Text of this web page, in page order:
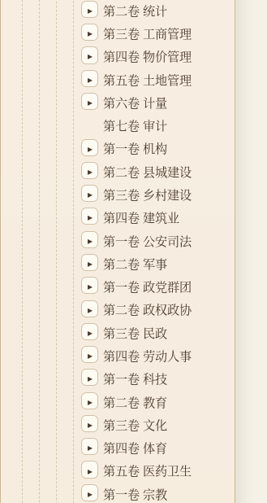
▸ 第二卷 统计
▸ 第三卷 工商管理
▸ 第四卷 物价管理
▸ 第五卷 土地管理
▸
第六卷 计量
第七卷 审计
▸ 第一卷 机构
▸ 第二卷 县城建设
▸ 第三卷 乡村建设
▸ 第四卷 建筑业
▸ 第一卷 公安司法
▸ 第二卷 军事
▸ 第一卷 政党群团
▸ 第二卷 政权政协
▸ 第三卷 民政
▸ 第四卷 劳动人事
▸ 第一卷 科技
▸ 第二卷 教育
▸ 第三卷 文化
▸ 第四卷 体育
▸ 第五卷 医药卫生
▸ 第一卷 宗教